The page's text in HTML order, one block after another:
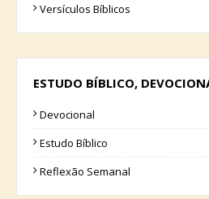
Versículos Bíblicos
ESTUDO BÍBLICO,
Devocional
Estudo Bíblico
Reflexão Semanal